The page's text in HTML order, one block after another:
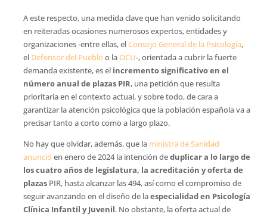
A este respecto, una medida clave que han venido solicitando
en reiteradas ocasiones numerosos expertos, entidades y
organizaciones -entre ellas, elConsejo General de la Psicología,
el Defensor del Pueblo o laOCU-, orientada a cubrir la fuerte
demanda existente, es el incremento significativo en el
número anual de plazas PIR, una petición que resulta
prioritaria en el contexto actual, y sobre todo, de cara a
garantizar la atención psicológica que la población española va a
precisar tanto a corto como a largo plazo.
No hay que olvidar, además, que la ministra de Sanidad
anunció en enero de 2024 la intención deduplicar a lo largo de
los cuatro años de legislatura, la acreditación y oferta de
plazas PIR, hasta alcanzar las 494, así como el compromiso de
seguir avanzando en el diseño de laespecialidad en Psicología
Clínica Infantil y Juvenil. No obstante, la oferta actual de